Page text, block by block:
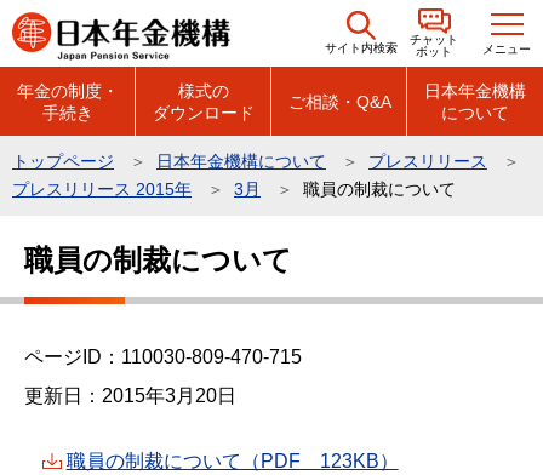
こ
の
の
す
サイト内検索
チャット
ボット
メニュー
年金の制度・
手続き
様式の
ダウンロード
ご相談・Q&A
日本年金機構
について
トップページ 日本年金機構について
プレスリリース
プレスリリース 2015年
3月 職員の制裁について
こ
職員の制裁について
ページID：110030-809-470-715
更新日：2015年3月20日
職員の制裁について（PDF 123KB）